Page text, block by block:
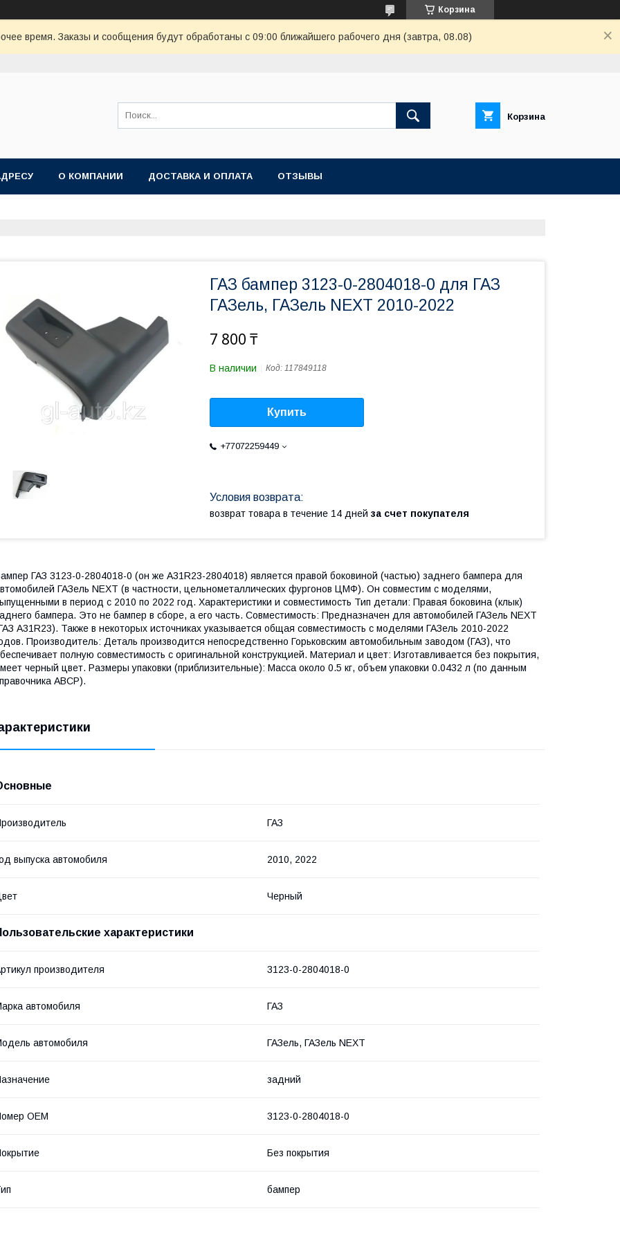
Корзина
время. Заказы и сообщения будут обработаны с 09:00 ближайшего рабочего дня (завтра, 08.08)
Корзина
О КОМПАНИИ ДОСТАВКА И ОПЛАТА ОТЗЫВЫ
ГАЗ бампер 3123-0-2804018-0 для ГАЗ
ГАЗель, ГАЗель NEXT 2010-2022
7 800 ₸
В наличии Код: 117849118
Купить
+77072259449
возврат товара в течение 14 дней за счет покупателя
ГАЗ 3123-0-2804018-0 (он же A31R23-2804018) является правой боковиной (частью) заднего бампера для
ГАЗель NEXT (в частности, цельнометаллических фургонов ЦМФ). Он совместим с моделями,
в период с 2010 по 2022 год. Характеристики и совместимость Тип детали: Правая боковина (клык)
бампера. Это не бампер в сборе, а его часть. Совместимость: Предназначен для автомобилей ГАЗель NEXT
A31R23). Также в некоторых источниках указывается общая совместимость с моделями ГАЗель 2010-2022
Производитель: Деталь производится непосредственно Горьковским автомобильным заводом (ГАЗ), что
полную совместимость с оригинальной конструкцией. Материал и цвет: Изготавливается без покрытия,
черный цвет. Размеры упаковки (приблизительные): Масса около 0.5 кг, объем упаковки 0.0432 л (по данным
ABCP).
ГАЗ
выпуска автомобиля 2010, 2022
Черный
характеристики
производителя 3123-0-2804018-0
автомобиля ГАЗ
автомобиля ГАЗель, ГАЗель NEXT
задний
OEM 3123-0-2804018-0
Без покрытия
бампер